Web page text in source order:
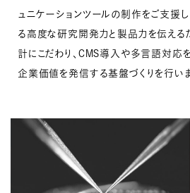
ュニケーションツールの制作をご支援し
る高度な研究開発力と製品力を伝える
計にこだわり、CMS導入や多言語対応
企業価値を発信する基盤づくりを行いま